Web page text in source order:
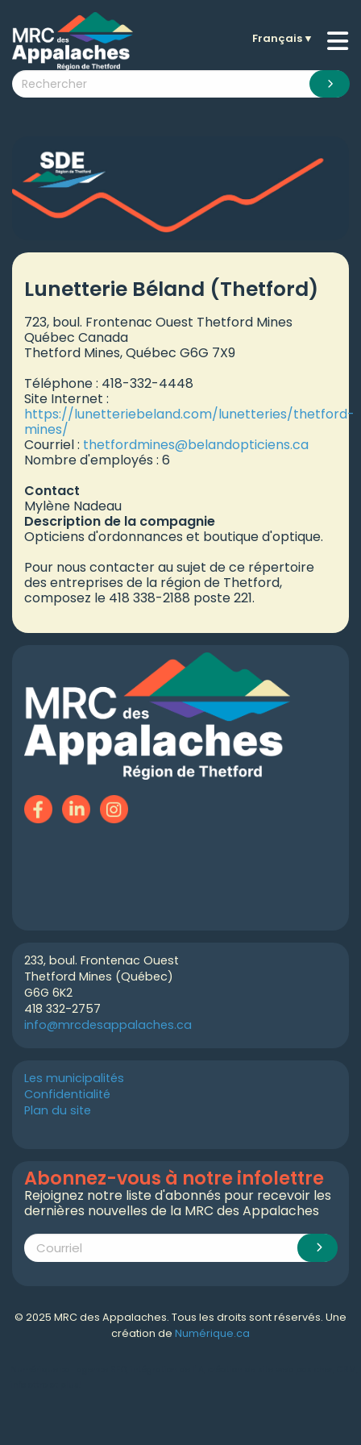
submenu (La MRC )
submenu (Citoyens )
submenu (Nouvelles )
submenu (Documentation )
Français▼
Lunetterie Béland (Thetford)
723, boul. Frontenac Ouest Thetford Mines
Québec Canada
Thetford Mines, Québec G6G 7X9
Téléphone : 418-332-4448
Site Internet :
https://lunetteriebeland.com/lunetteries/thetford-
mines/
Courriel : thetfordmines@belandopticiens.ca
Nombre d'employés : 6
Contact
Mylène Nadeau
Description de la compagnie
Opticiens d'ordonnances et boutique d'optique.
Pour nous contacter au sujet de ce répertoire
des entreprises de la région de Thetford,
composez le 418 338-2188 poste 221.
233, boul. Frontenac Ouest
Thetford Mines (Québec)
G6G 6K2
418 332-2757
info@mrcdesappalaches.ca
Les municipalités
Confidentialité
Plan du site
Abonnez-vous à notre infolettre
Rejoignez notre liste d'abonnés pour recevoir les
dernières nouvelles de la MRC des Appalaches
© 2025 MRC des Appalaches. Tous les droits sont réservés. Une
création de Numérique.ca